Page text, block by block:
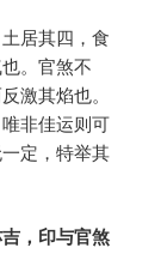
居其四，食
。官煞不
激其焰也。
非佳运则可
定，特举其
，印与官煞